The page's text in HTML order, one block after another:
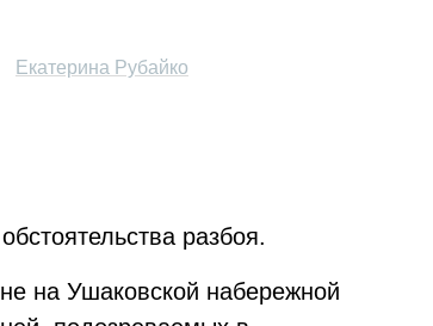
Екатерина Рубайко
разбоя.
на Ушаковской набережной